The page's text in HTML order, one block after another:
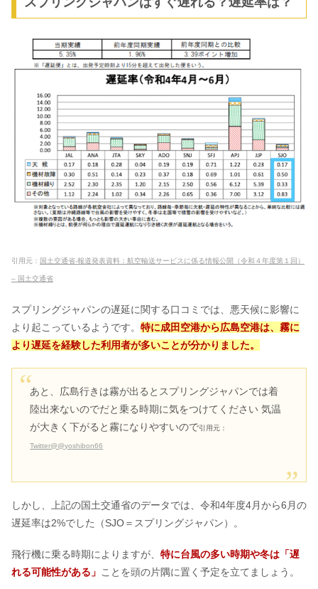
引用元： 国土交通省-報道発表資料：航空輸送サービスに係る情報公開（令和４年度第１回）
– 国土交通省
スプリングジャパンの遅延に関する口コミでは、悪天候に影響に
より起こっているようです。 特に成田空港から広島空港は、霧に
より遅延を経験した利用者が多いことが分かりました。
あと、広島行きは霧が出るとスプリングジャパンでは着
陸出来ないのでだと乗る時期に気をつけてください 気温
が大きく下がると霧になりやすいので引用元：
Twitter@@yoshibon66
しかし、上記の国土交通省のデータでは、令和4年度4月から6月の
遅延率は2%でした（SJO＝スプリングジャパン）。
飛行機に乗る時期によりますが、 特に台風の多い時期や冬は「遅
れる可能性がある」 ことを頭の片隅に置く予定を立てましょう。